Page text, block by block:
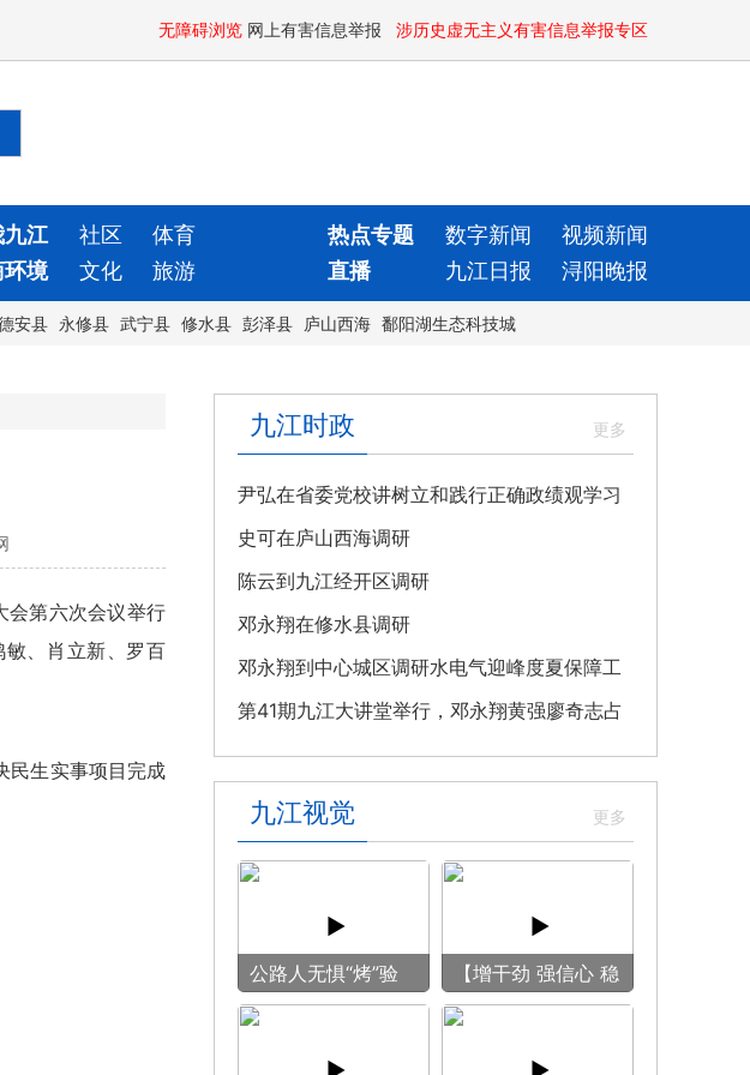
无障碍浏览 网上有害信息举报 涉历史虚无主义有害信息举报专区
九江 社区 体育 热点专题 数字新闻
视频新闻
境 文化 旅游 直播 九江日报 浔阳晚报
安县 永修县 武宁县 修水县 彭泽县 庐山西海 鄱阳湖生态科技城
会第六次会议举行
、肖立新、罗百
民生实事项目完成
九江时政
尹弘在省委党校讲树立和践行正确政绩观学习
教育专题党课
史可在庐山西海调研
陈云到九江经开区调研
邓永翔在修水县调研
邓永翔到中心城区调研水电气迎峰度夏保障工
作
第41期九江大讲堂举行，邓永翔黄强廖奇志占
勇出席
九江视觉
公路人无惧“烤”验
守护畅安旅途
【增干劲 强信心 稳
预期】赏古风游